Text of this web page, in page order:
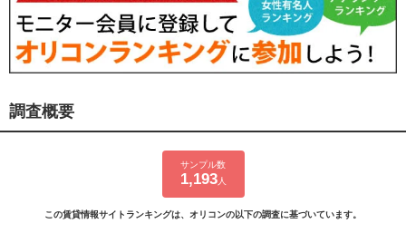
調査概要
サンプル数
1,193人
この賃貸情報サイトランキングは、オリコンの以下の調査に基づいています。